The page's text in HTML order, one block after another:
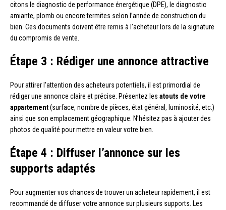
citons le diagnostic de performance énergétique (DPE), le diagnostic
amiante, plomb ou encore termites selon l’année de construction du
bien. Ces documents doivent être remis à l’acheteur lors de la signature
du compromis de vente.
Étape 3 : Rédiger une annonce attractive
Pour attirer l’attention des acheteurs potentiels, il est primordial de
rédiger une annonce claire et précise. Présentez les atouts de votre
appartement(surface, nombre de pièces, état général, luminosité, etc.)
ainsi que son emplacement géographique. N’hésitez pas à ajouter des
photos de qualité pour mettre en valeur votre bien.
Étape 4 : Diffuser l’annonce sur les
supports adaptés
Pour augmenter vos chances de trouver un acheteur rapidement, il est
recommandé de diffuser votre annonce sur plusieurs supports. Les